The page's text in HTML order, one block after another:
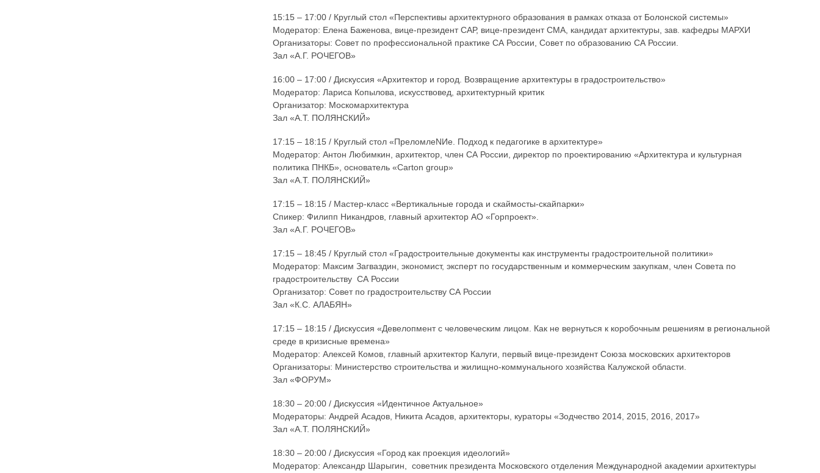
15:15 – 17:00 / Круглый стол «Перспективы архитектурного образования в рамках отказа от Болонской системы»
Модератор: Елена Баженова, вице-президент САР, вице-президент СМА, кандидат архитектуры, зав. кафедры МАРХИ
Организаторы: Совет по профессиональной практике СА России, Совет по образованию СА России.
Зал «А.Г. РОЧЕГОВ»
16:00 – 17:00 / Дискуссия «Архитектор и город. Возвращение архитектуры в градостроительство»
Модератор: Лариса Копылова, искусствовед, архитектурный критик
Организатор: Москомархитектура
Зал «А.Т. ПОЛЯНСКИЙ»
17:15 – 18:15 / Круглый стол «ПреломлеNИe. Подход к педагогике в архитектуре»
Модератор: Антон Любимкин, архитектор, член СА России, директор по проектированию «Архитектура и культурная
политика ПНКБ», основатель «Carton group»
Зал «А.Т. ПОЛЯНСКИЙ»
17:15 – 18:15 / Мастер-класс «Вертикальные города и скаймосты-скайпарки»
Спикер: Филипп Никандров, главный архитектор АО «Горпроект».
Зал «А.Г. РОЧЕГОВ»
17:15 – 18:45 / Круглый стол «Градостроительные документы как инструменты градостроительной политики»
Модератор: Максим Загваздин, экономист, эксперт по государственным и коммерческим закупкам, член Совета по
градостроительству СА России
Организатор: Совет по градостроительству СА России
Зал «К.С. АЛАБЯН»
17:15 – 18:15 / Дискуссия «Девелопмент с человеческим лицом. Как не вернуться к коробочным решениям в региональной
среде в кризисные времена»
Модератор: Алексей Комов, главный архитектор Калуги, первый вице-президент Союза московских архитекторов
Организаторы: Министерство строительства и жилищно-коммунального хозяйства Калужской области.
Зал «ФОРУМ»
18:30 – 20:00 / Дискуссия «Идентичное Актуальное»
Модераторы: Андрей Асадов, Никита Асадов, архитекторы, кураторы «Зодчество 2014, 2015, 2016, 2017»
Зал «А.Т. ПОЛЯНСКИЙ»
18:30 – 20:00 / Дискуссия «Город как проекция идеологий»
Модератор: Александр Шарыгин, советник президента Московского отделения Международной академии архитектуры